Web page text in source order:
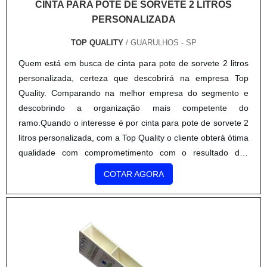
inovadora, padrões possíveis por contar com escritório de
alta qualidade onde são realizadas as atividades e estrutura
consultores associados e colaboradores eficientes, fecham
todo o ciclo de entrega com excelência para toda a carteira
de clientes.
CINTA PARA POTE DE SORVETE 2 LITROS
PERSONALIZADA
TOP QUALITY/ GUARULHOS - SP
Quem está em busca de cinta para pote de sorvete 2 litros
personalizada, certeza que descobrirá na empresa Top
Quality. Comparando na melhor empresa do segmento e
descobrindo a organização mais competente do
ramo.Quando o interesse é por cinta para pote de sorvete 2
litros personalizada, com a Top Quality o cliente obterá ótima
qualidade com comprometimento com o resultado dos
clientes.MAIS DE CINTA PARA POTE DE SORVETE 2
LITROS PERSONALIZADAA Top Quality canaliza seus
esforços em proporcionar para os parceiros uma estrutura
atividades e processos de produção de última geração, tudo
pensando em cinta para pote de sorvete 2 litros
personalizada com proteção.Há muitas maneiras eficientes
COTAR AGORA